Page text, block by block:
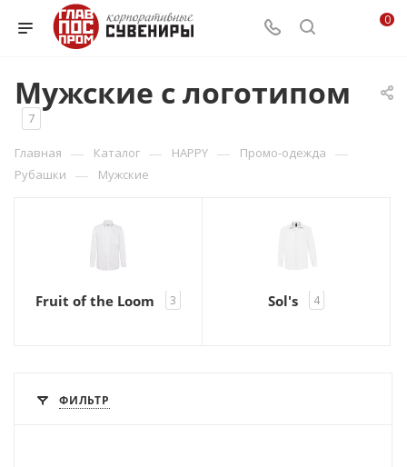
0
Мужские с логотипом
7
Главная — Каталог — HAPPY — Промо-одежда —
Рубашки — Мужские
Fruit of the Loom 3 Sol's 4
ФИЛЬТР